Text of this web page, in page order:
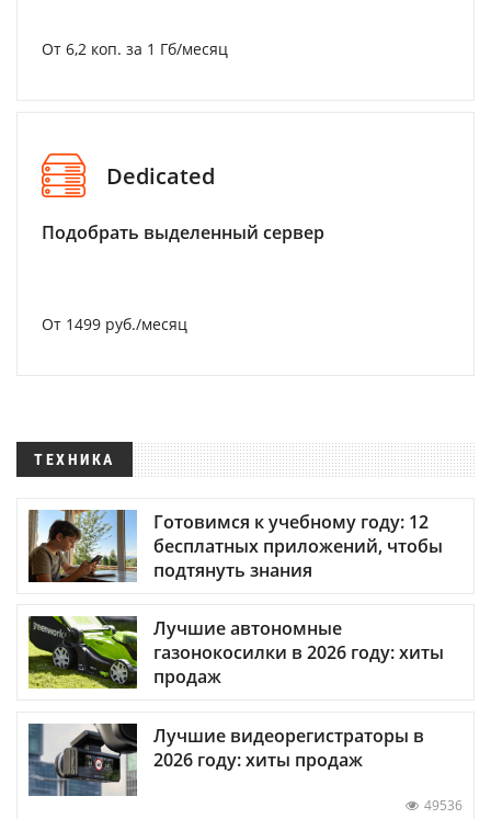
От 6,2 коп. за 1 Гб/месяц
Dedicated
Подобрать выделенный сервер
От 1499 руб./месяц
ТЕХНИКА
Готовимся к учебному году: 12
бесплатных приложений, чтобы
подтянуть знания
Лучшие автономные
газонокосилки в 2026 году: хиты
продаж
Лучшие видеорегистраторы в
2026 году: хиты продаж
49536